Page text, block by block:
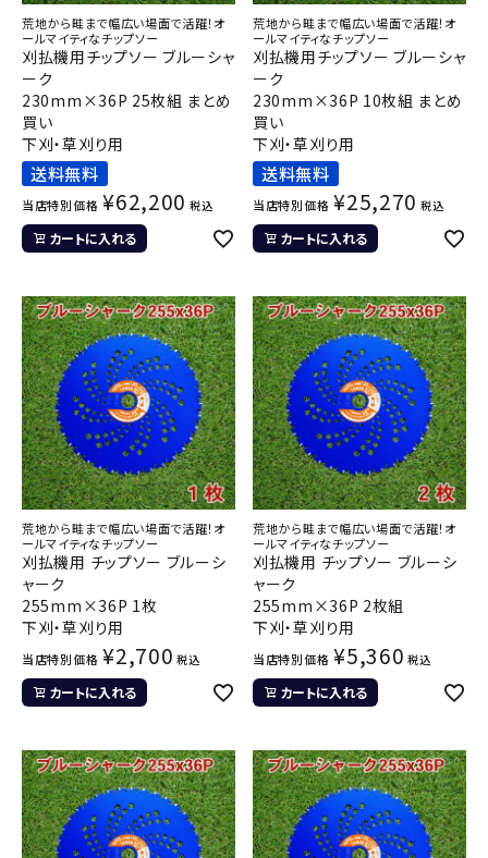
荒地から畦まで幅広い場面で活躍！オ
ールマイティなチップソー
刈払機用チップソー ブルーシャ
ーク
230mm×36P 25枚組 まとめ
買い
下刈・草刈り用
送料無料
当店特別価格 ¥62,200 税込
カートに入れる
荒地から畦まで幅広い場面で活躍！オ
ールマイティなチップソー
刈払機用チップソー ブルーシャ
ーク
230mm×36P 10枚組 まとめ
買い
下刈・草刈り用
送料無料
当店特別価格 ¥25,270 税込
カートに入れる
荒地から畦まで幅広い場面で活躍！オ
ールマイティなチップソー
刈払機用 チップソー ブルーシ
ャーク
255mm×36P 1枚
下刈・草刈り用
当店特別価格 ¥2,700 税込
カートに入れる
荒地から畦まで幅広い場面で活躍！オ
ールマイティなチップソー
刈払機用 チップソー ブルーシ
ャーク
255mm×36P 2枚組
下刈・草刈り用
当店特別価格 ¥5,360 税込
カートに入れる